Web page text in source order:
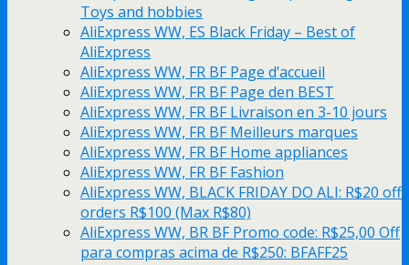
Toys and hobbies
AliExpress WW, ES Black Friday – Best of
AliExpress
AliExpress WW, FR BF Page d’accueil
AliExpress WW, FR BF Page den BEST
AliExpress WW, FR BF Livraison en 3-10 jours
AliExpress WW, FR BF Meilleurs marques
AliExpress WW, FR BF Home appliances
AliExpress WW, FR BF Fashion
AliExpress WW, BLACK FRIDAY DO ALI: R$20 off
orders R$100 (Max R$80)
AliExpress WW, BR BF Promo code: R$25,00 Off
para compras acima de R$250: BFAFF25